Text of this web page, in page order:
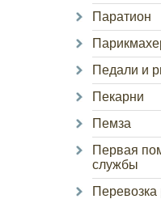
Паратион
Педали и
Пекарни
Пемза
Первая
службы